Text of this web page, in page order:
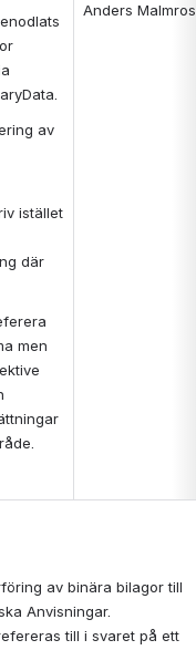
av
istället
där
men
Anders Malmros
av binära bilagor till
Anvisningar.
till i svaret på ett